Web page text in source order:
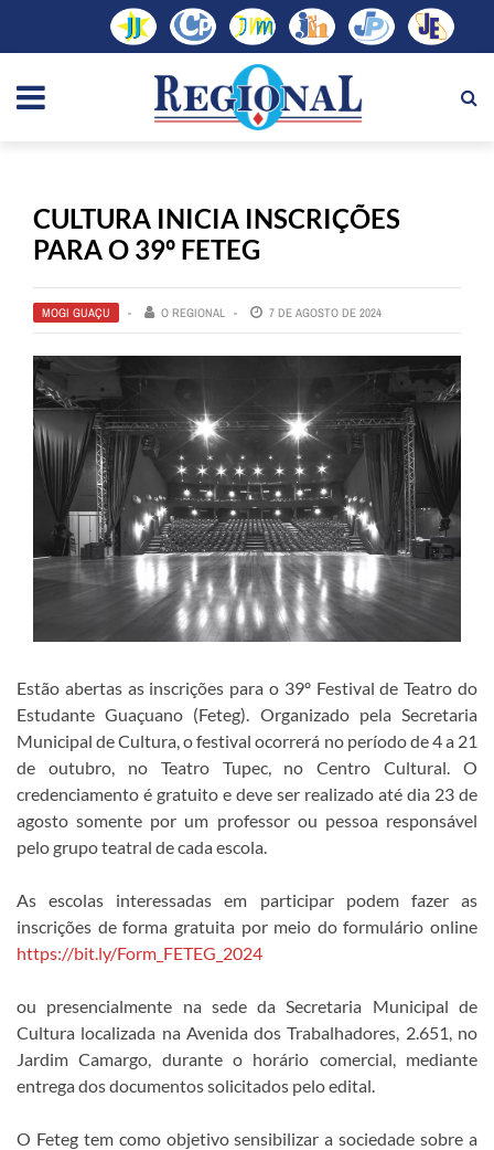
CULTURA INICIA INSCRIÇÕES
PARA O 39º FETEG
MOGI GUAÇU O REGIONAL 7 DE AGOSTO DE 2024
Estão abertas as inscrições para o 39º Festival de Teatro do
Estudante Guaçuano (Feteg). Organizado pela Secretaria
Municipal de Cultura, o festival ocorrerá no período de 4 a 21
de outubro, no Teatro Tupec, no Centro Cultural. O
credenciamento é gratuito e deve ser realizado até dia 23 de
agosto somente por um professor ou pessoa responsável
pelo grupo teatral de cada escola.
As escolas interessadas em participar podem fazer as
inscrições de forma gratuita por meio do formulário online
https://bit.ly/Form_FETEG_2024
ou presencialmente na sede da Secretaria Municipal de
Cultura localizada na Avenida dos Trabalhadores, 2.651, no
Jardim Camargo, durante o horário comercial, mediante
entrega dos documentos solicitados pelo edital.
O Feteg tem como objetivo sensibilizar a sociedade sobre a